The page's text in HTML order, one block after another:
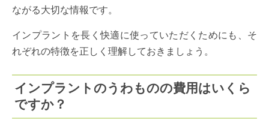
ながる大切な情報です。
インプラントを長く快適に使っていただくためにも、そ
れぞれの特徴を正しく理解しておきましょう。
インプラントのうわものの費用はいくら
ですか？